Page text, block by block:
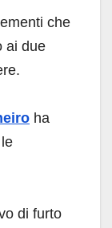
che
ai due
ha
di furto